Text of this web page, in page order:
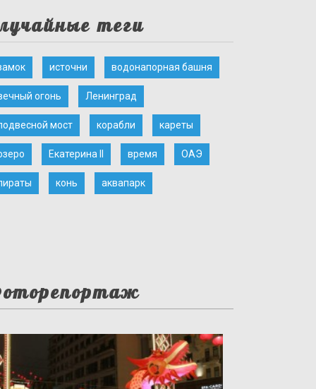
теги
источни водонапорная башня
огонь Ленинград
мост корабли кареты
Екатерина II время ОАЭ
конь аквапарк